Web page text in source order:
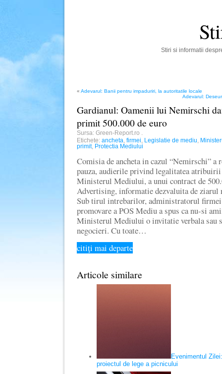
Stiri si informatii
« Adevarul: Banii pentru impaduriri, la autoritatile locale
Adevarul:
Gardianul: Oamenii lui Nemirschi
primit 500.000 de euro
Sursa: Green-Report.ro
Etichete: ancheta firmei Legislatie de mediu
primit, Protectia Mediului
Comisia de ancheta in cazul “Nemirschi” a
pauza, audierile privind legalitatea
Ministerul Mediului, a unui contract de
Advertising, informatie dezvaluita de ziarul
Sub tirul intrebarilor, administratorul
promovare a POS Mediu a spus ca nu-si
Ministerul Mediului o invitatie verbala sau
negocieri. Cu toate…
citiţi mai departe
Articole similare
Evenimentul
proiectul de lege a picnicului